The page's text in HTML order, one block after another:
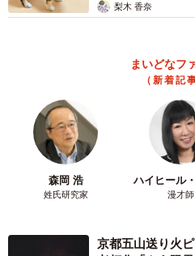
梨木 香奈
まいどなフ
（新着記
森岡 浩
姓氏研究家
ハイヒール
漫才師
京都五山送り火